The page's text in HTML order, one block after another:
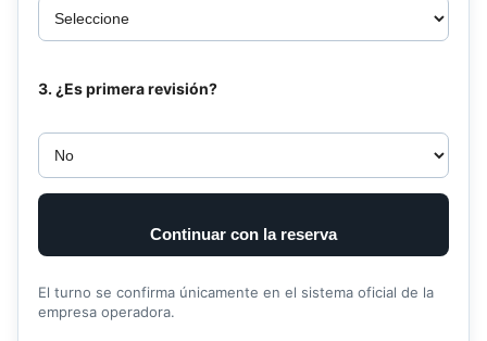
3. ¿Es primera revisión?
Continuar con la reserva
El turno se confirma únicamente en el sistema oficial de la
empresa operadora.